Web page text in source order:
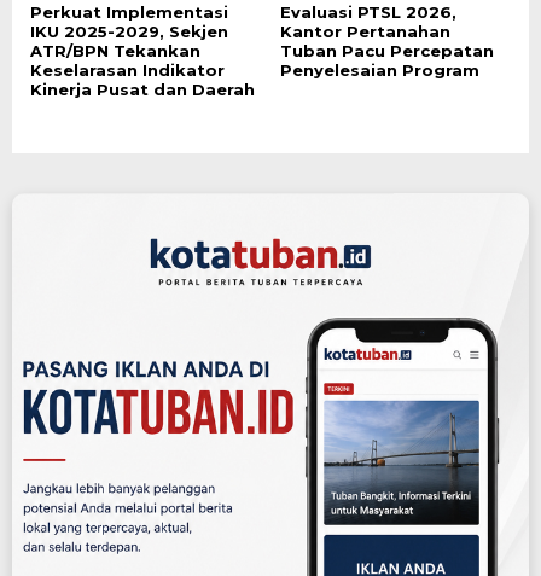
Perkuat Implementasi
IKU 2025-2029, Sekjen
ATR/BPN Tekankan
Keselarasan Indikator
Kinerja Pusat dan Daerah
Evaluasi PTSL 2026,
Kantor Pertanahan
Tuban Pacu Percepatan
Penyelesaian Program